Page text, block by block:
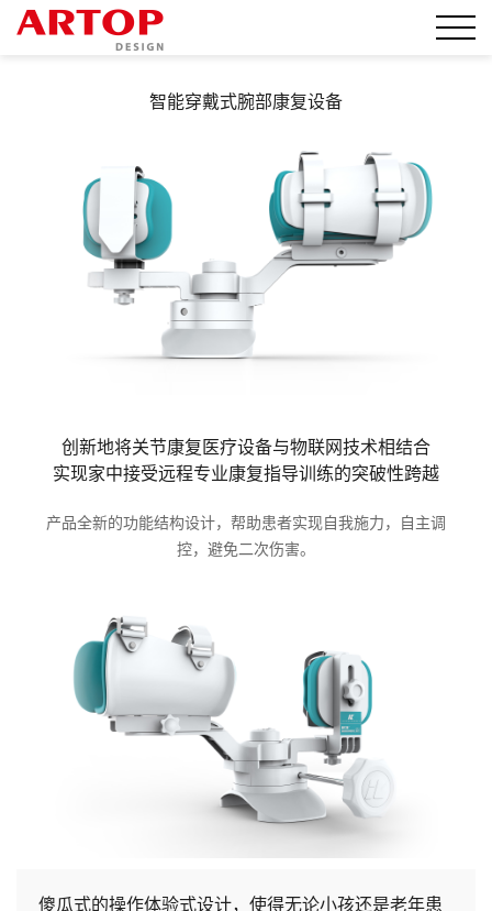
智能穿戴式腕部康复设备
创新地将关节康复医疗设备与物联网技术相结合
实现家中接受远程专业康复指导训练的突破性跨越
产品全新的功能结构设计，帮助患者实现自我施力，自主调
控，避免二次伤害。
傻瓜式的操作体验式设计，使得无论小孩还是老年患